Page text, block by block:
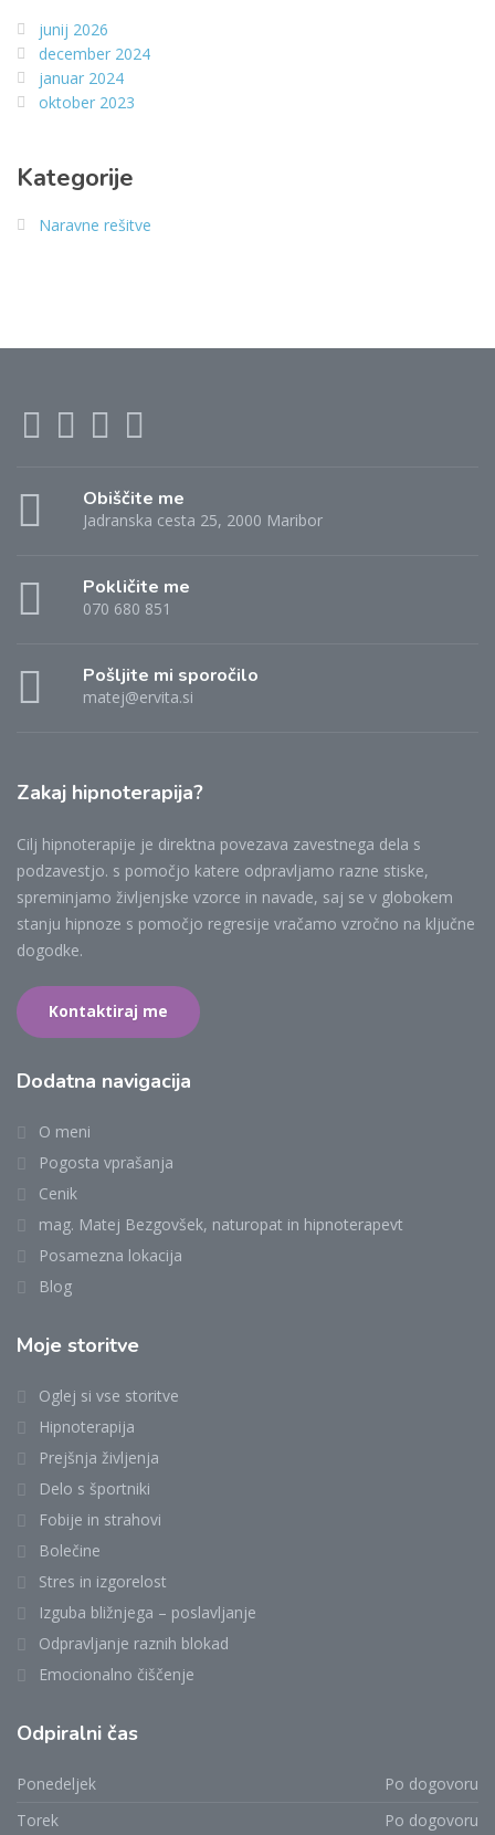
junij 2026
december 2024
januar 2024
oktober 2023
Kategorije
Naravne rešitve
Obiščite me
Jadranska cesta 25, 2000 Maribor
Pokličite me
070 680 851
Pošljite mi sporočilo
matej@ervita.si
Zakaj hipnoterapija?
Cilj hipnoterapije je direktna povezava zavestnega dela s
podzavestjo. s pomočjo katere odpravljamo razne stiske,
spreminjamo življenjske vzorce in navade, saj se v globokem
stanju hipnoze s pomočjo regresije vračamo vzročno na ključne
dogodke.
Kontaktiraj me
Dodatna navigacija
O meni
Pogosta vprašanja
Cenik
mag. Matej Bezgovšek, naturopat in hipnoterapevt
Posamezna lokacija
Blog
Moje storitve
Oglej si vse storitve
Hipnoterapija
Prejšnja življenja
Delo s športniki
Fobije in strahovi
Bolečine
Stres in izgorelost
Izguba bližnjega – poslavljanje
Odpravljanje raznih blokad
Emocionalno čiščenje
Odpiralni čas
Ponedeljek
Po dogovoru
Torek
Po dogovoru